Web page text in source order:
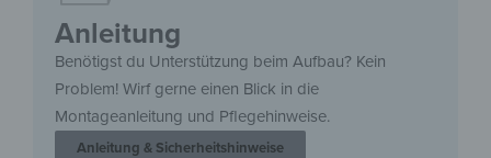
Anleitung
Benötigst du Unterstützung beim Aufbau? Kein
Problem! Wirf gerne einen Blick in die
Montageanleitung und Pflegehinweise.
Anleitung & Sicherheitshinweise